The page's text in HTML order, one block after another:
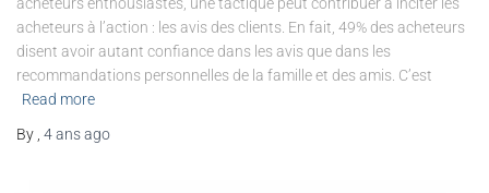
acheteurs à l’action : les avis des clients. En fait, 49% des acheteurs
disent avoir autant confiance dans les avis que dans les
recommandations personnelles de la famille et des amis. C’est
Read more
By 4 ansago